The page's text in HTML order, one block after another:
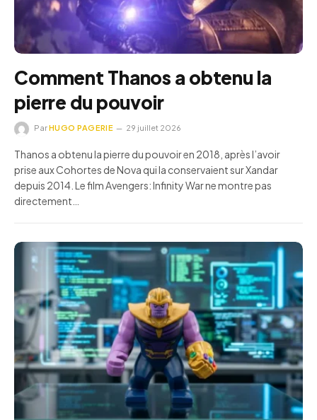
Comment Thanos a obtenu la
pierre du pouvoir
ParHUGO PAGERIE 29 juillet 2026
Thanos a obtenu la pierre du pouvoir en 2018, après l’avoir
prise aux Cohortes de Nova qui la conservaient sur Xandar
depuis 2014. Le film Avengers: Infinity War ne montre pas
directement…